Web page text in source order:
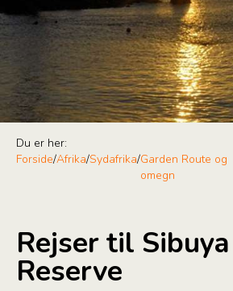
Du er her:
Forside/Afrika/Sydafrika/Garden Route og
omegn
Rejser til
Reserve